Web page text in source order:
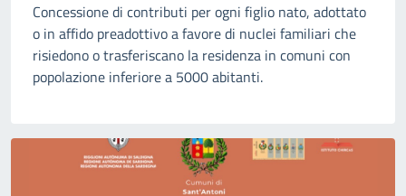
Concessione di contributi per ogni figlio nato, adottato
o in affido preadottivo a favore di nuclei familiari che
risiedono o trasferiscano la residenza in comuni con
popolazione inferiore a 5000 abitanti.